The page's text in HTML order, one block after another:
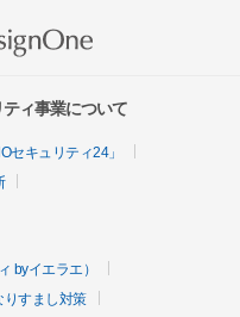
ィ事業について
セキュリティ24」
byイエラエ）
りすまし対策